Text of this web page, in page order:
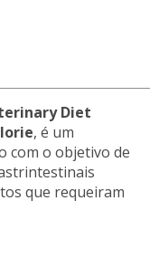
Diet
, é um
com o objetivo de
que requeiram